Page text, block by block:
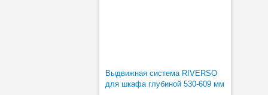
Выдвижная система RIVERSO
для шкафа глубиной 530-609 мм